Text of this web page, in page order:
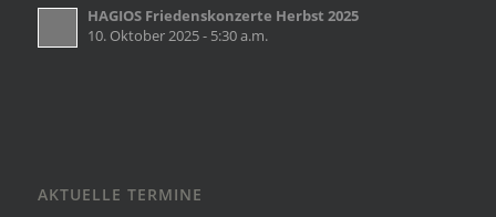
HAGIOS Friedenskonzerte Herbst 2025
10. Oktober 2025 - 5:30 a.m.
AKTUELLE TERMINE